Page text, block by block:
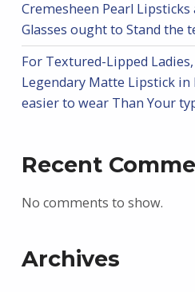
Cremesheen Pearl Lipsticks
Glasses ought to Stand the
For Textured-Lipped
Legendary Matte Lipstick in
easier to wear Than Your
Recent
No comments to show.
Archives